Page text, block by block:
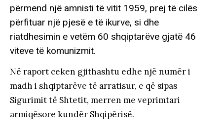
përmend një amnisti të vitit 1959, prej të cilës
përfituar një pjesë e të ikurve, si dhe
riatdhesimin e vetëm 60 shqiptarëve gjatë 46
viteve të komunizmit.
Në raport ceken gjithashtu edhe një numër i
madh i shqiptarëve të arratisur, e që sipas
Sigurimit të Shtetit, merren me veprimtari
armiqësore kundër Shqipërisë.